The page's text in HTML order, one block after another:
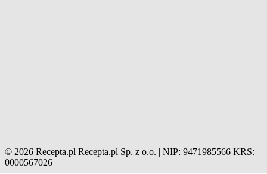
© 2026 Recepta.pl Recepta.pl Sp. z o.o. | NIP: 9471985566 KRS:
0000567026